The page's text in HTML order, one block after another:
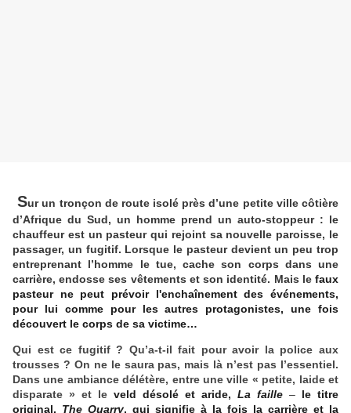
Sur un tronçon de route isolé près d’une petite ville côtière
d’Afrique du Sud, un homme prend un auto-stoppeur : le
chauffeur est un pasteur qui rejoint sa nouvelle paroisse, le
passager, un fugitif. Lorsque le pasteur devient un peu trop
entreprenant l’homme le tue, cache son corps dans une
carrière, endosse ses vêtements et son identité. Mais le faux
pasteur ne peut prévoir l'enchaînement des événements,
pour lui comme pour les autres protagonistes, une fois
découvert le corps de sa victime…
Qui est ce fugitif ? Qu’a-t-il fait pour avoir la police aux
trousses ? On ne le saura pas, mais là n’est pas l’essentiel.
Dans une ambiance délétère, entre une ville « petite, laide et
disparate » et le veld désolé et aride, La faille – le titre
original, The Quarry, qui signifie à la fois la carrière et la